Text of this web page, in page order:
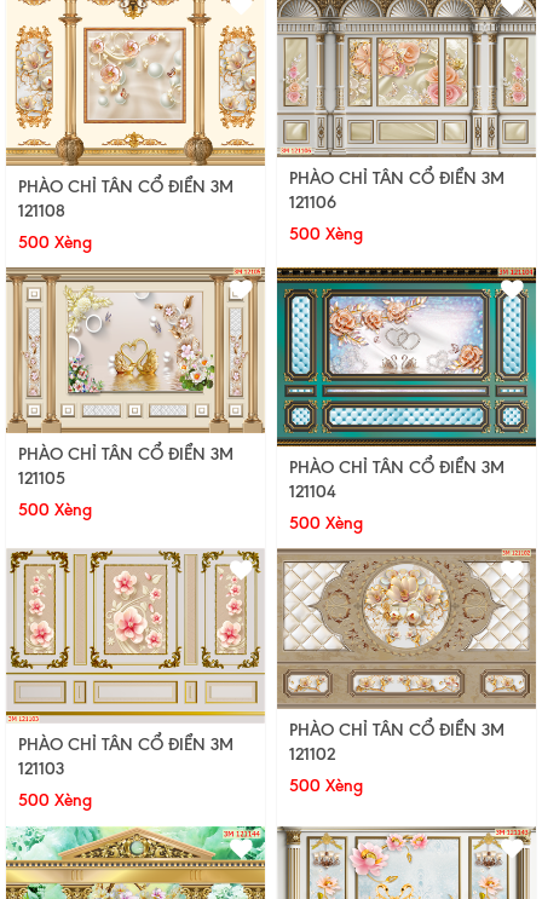
PHÀO CHỈ TÂN CỔ ĐIỂN 3M
121108
500 Xèng
PHÀO CHỈ TÂN CỔ ĐIỂN 3M
121106
500 Xèng
PHÀO CHỈ TÂN CỔ ĐIỂN 3M
121105
500 Xèng
PHÀO CHỈ TÂN CỔ ĐIỂN 3M
121104
500 Xèng
PHÀO CHỈ TÂN CỔ ĐIỂN 3M
121103
500 Xèng
PHÀO CHỈ TÂN CỔ ĐIỂN 3M
121102
500 Xèng